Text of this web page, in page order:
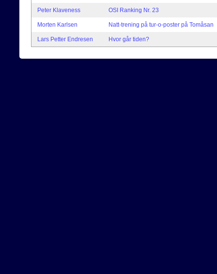
Peter Klaveness OSI Ranking Nr. 23
Morten Karlsen Natt-trening på tur-o-poster på Tomåsan
Lars Petter Endresen Hvor går tiden?